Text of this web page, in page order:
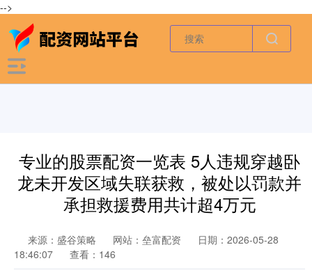
-->
专业的股票配资一览表 5人违规穿越卧
龙未开发区域失联获救，被处以罚款并
承担救援费用共计超4万元
来源：盛谷策略 网站：垒富配资
日期：2026-05-28
18:46:07
查看：146